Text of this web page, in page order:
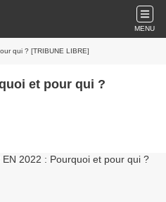
MENU
qui ? [TRIBUNE LIBRE]
et pour qui ?